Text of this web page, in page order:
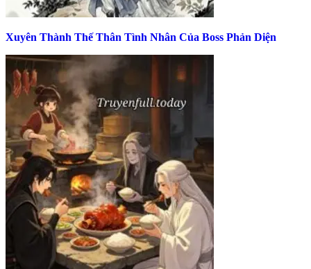
Xuyên Thành Thế Thân Tình Nhân Của Boss Phản Diện